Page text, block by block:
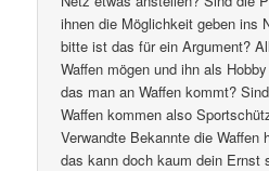
ihnen die Möglichkeit geben ins
bitte ist das für ein Argument?
Waffen mögen und ihn als
das man an Waffen kommt?
Waffen kommen also
Verwandte Bekannte die Waffen
das kann doch kaum dein Ernst